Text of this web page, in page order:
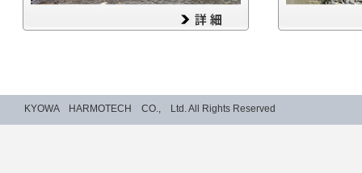
KYOWA HARMOTECH CO., Ltd. All Rights Reserved